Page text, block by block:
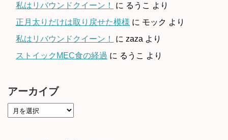
私はリバウンドクイーン！
に るうこ より
正月太りだけは取り戻せた模様 に モック より
私はリバウンドクイーン！
に zaza より
ストイックMEC食の経過 に るうこ より
アーカイブ